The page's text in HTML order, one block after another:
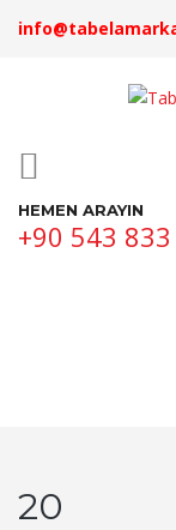
HEMEN ARAYIN
+90 543
20